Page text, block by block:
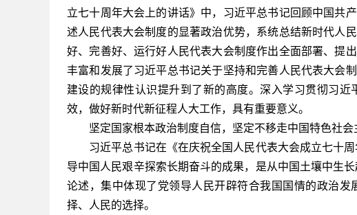
立七十周年大会上的讲话》中，习近平总书记回顾中国共
述人民代表大会制度的显著政治优势，系统总结新时代人
好、完善好、运行好人民代表大会制度作出全面部署、提
丰富和发展了习近平总书记关于坚持和完善人民代表大会
建设的规律性认识提升到了新的高度。深入学习贯彻习
效，做好新时代新征程人大工作，具有重要意义。
坚定国家根本政治制度自信，坚定不移走中国特色社
习近平总书记在《在庆祝全国人民代表大会成立七十周
导中国人民艰辛探索长期奋斗的成果，是从中国土壤中生
论述，集中体现了党领导人民开辟符合我国国情的政治
择、人民的选择。